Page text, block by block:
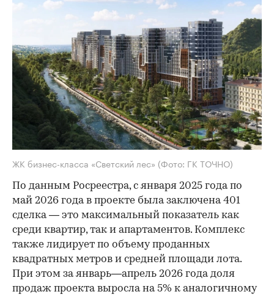
ЖК бизнес-класса «Светский лес» (Фото: ГК ТОЧНО)
По данным Росреестра, с января 2025 года по
май 2026 года в проекте была заключена 401
сделка — это максимальный показатель как
среди квартир, так и апартаментов. Комплекс
также лидирует по объему проданных
квадратных метров и средней площади лота.
При этом за январь—апрель 2026 года доля
продаж проекта выросла на 5% к аналогичному